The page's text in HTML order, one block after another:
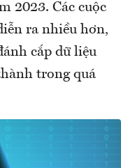
2023. Các cuộc
ra nhiều hơn,
cắp dữ liệu
trong quá